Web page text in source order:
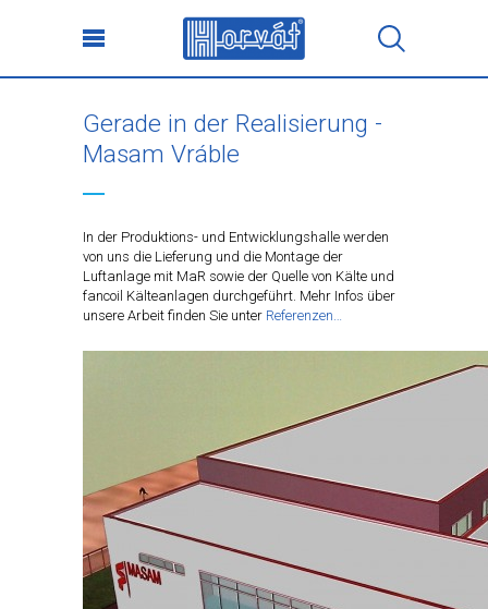
Gerade in der Realisierung -
Masam Vráble
In der Produktions- und Entwicklungshalle werden
von uns die Lieferung und die Montage der
Luftanlage mit MaR sowie der Quelle von Kälte und
fancoil Kälteanlagen durchgeführt. Mehr Infos über
unsere Arbeit finden Sie unter Referenzen